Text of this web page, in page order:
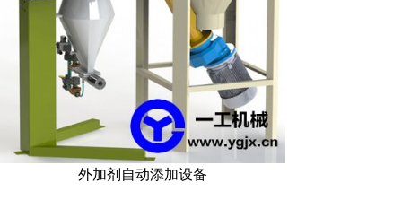
外加剂自动添加设备